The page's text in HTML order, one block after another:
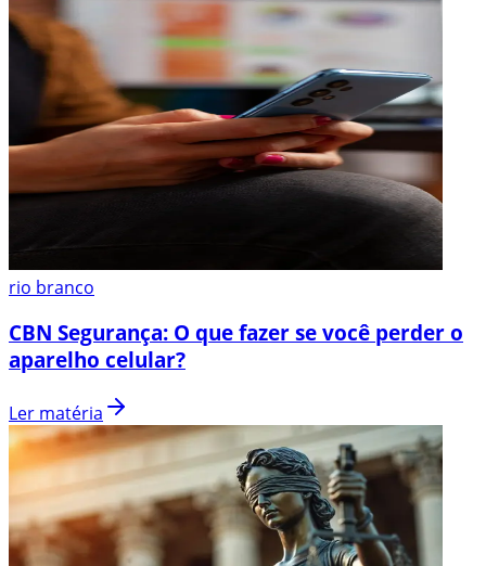
rio branco
CBN Segurança: O que fazer se você perder o
aparelho celular?
Ler matéria